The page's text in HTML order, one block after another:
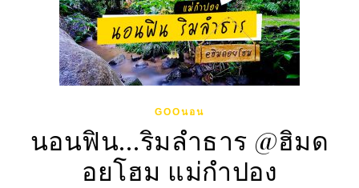
GOOนอน
นอนฟิน…ริมลำธาร @ฮิมด
อยโฮม แม่กำปอง